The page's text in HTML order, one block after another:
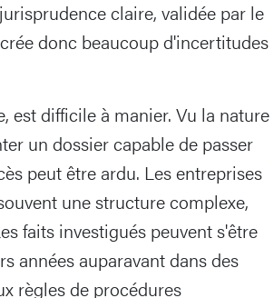
claire, validée par le
donc beaucoup d'incertitudes
est difficile à manier. Vu la nature
un dossier capable de passer
peut être ardu. Les entreprises
une structure complexe,
faits investigués peuvent s'être
années auparavant dans des
règles de procédures